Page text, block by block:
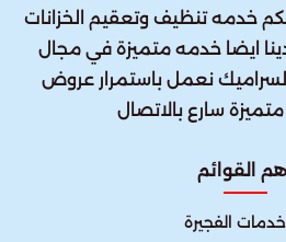
خدمه تنظيف وتعقيم الخزانات
ايضا خدمه متميزة في مجال
نعمل باستمرار عروض
سارع بالاتصال
اهم القوائم
خدمات الفجيرة